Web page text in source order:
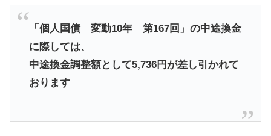
「個人国債 変動10年 第167回」の中途換金
に際しては、
中途換金調整額として5,736円が差し引かれて
おります